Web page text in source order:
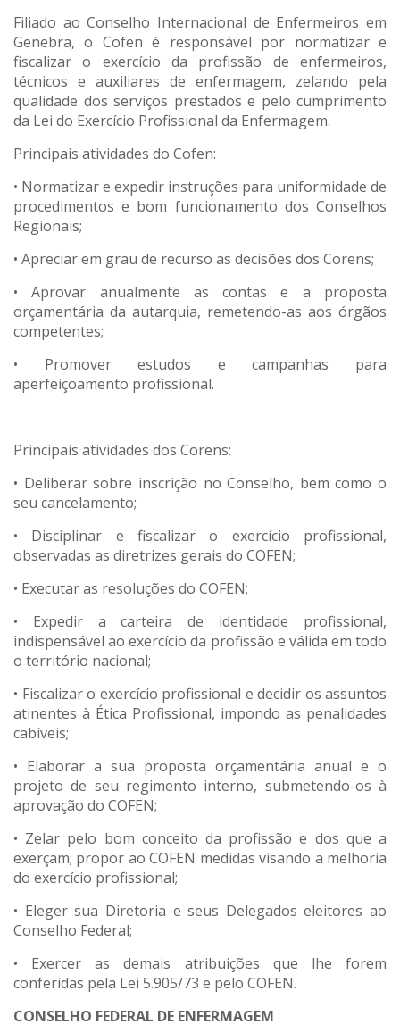
Filiado ao Conselho Internacional de Enfermeiros em
Genebra, o Cofen é responsável por normatizar e
fiscalizar o exercício da profissão de enfermeiros,
técnicos e auxiliares de enfermagem, zelando pela
qualidade dos serviços prestados e pelo cumprimento
da Lei do Exercício Profissional da Enfermagem.
Principais atividades do Cofen:
• Normatizar e expedir instruções para uniformidade de
procedimentos e bom funcionamento dos Conselhos
Regionais;
• Apreciar em grau de recurso as decisões dos Corens;
• Aprovar anualmente as contas e a proposta
orçamentária da autarquia, remetendo-as aos órgãos
competentes;
• Promover estudos e campanhas para
aperfeiçoamento profissional.
Principais atividades dos Corens:
• Deliberar sobre inscrição no Conselho, bem como o
seu cancelamento;
• Disciplinar e fiscalizar o exercício profissional,
observadas as diretrizes gerais do COFEN;
• Executar as resoluções do COFEN;
• Expedir a carteira de identidade profissional,
indispensável ao exercício da profissão e válida em todo
o território nacional;
• Fiscalizar o exercício profissional e decidir os assuntos
atinentes à Ética Profissional, impondo as penalidades
cabíveis;
• Elaborar a sua proposta orçamentária anual e o
projeto de seu regimento interno, submetendo-os à
aprovação do COFEN;
• Zelar pelo bom conceito da profissão e dos que a
exerçam; propor ao COFEN medidas visando a melhoria
do exercício profissional;
• Eleger sua Diretoria e seus Delegados eleitores ao
Conselho Federal;
• Exercer as demais atribuições que lhe forem
conferidas pela Lei 5.905/73 e pelo COFEN.
CONSELHO FEDERAL DE ENFERMAGEM